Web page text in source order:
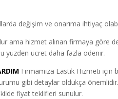
değişim ve onarıma ihtiyaç
ama hizmet alınan firmaya göre
yüzden ücret daha fazla ödenir.
Firmamıza Lastik Hizmeti için
gibi detaylar oldukça
fiyat teklifleri sunulur.